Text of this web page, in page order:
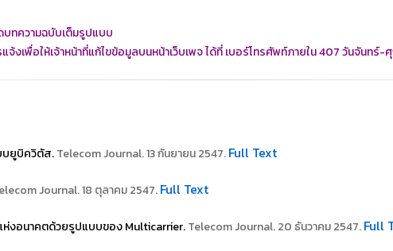
บทความฉบับเต็มรูปแบบ
เพื่อให้เจ้าหน้าที่แก้ไขข้อมูลบนหน้าเว็บเพจ ได้ที่ เบอร์โทรศัพท์ภายใน 407 วันจันทร์-
บยูบิควิตัส.Telecom Journal. 13 กันยายน 2547.Full Text
Journal. 18 ตุลาคม 2547.Full Text
ห่งอนาคตด้วยรูปแบบของ Multicarrier.Telecom Journal. 20 ธันวาคม 2547.Full